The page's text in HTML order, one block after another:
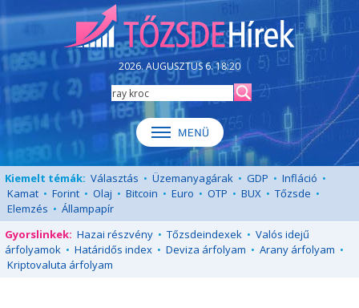
2026. AUGUSZTUS 6. 18:20
Kiemelt témák: Választás • Üzemanyagárak • GDP • Infláció •
Kamat • Forint • Olaj • Bitcoin • Euro • OTP • BUX • Tőzsde •
Elemzés • Állampapír
Gyorslinkek: Hazai részvény • Tőzsdeindexek • Valós idejű
árfolyamok • Határidős index • Deviza árfolyam • Arany árfolyam •
Kriptovaluta árfolyam